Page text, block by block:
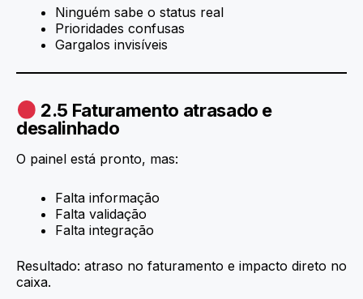
Ninguém sabe o status real
Prioridades confusas
Gargalos invisíveis
2.5 Faturamento atrasado e
desalinhado
O painel está pronto, mas:
Falta informação
Falta validação
Falta integração
Resultado: atraso no faturamento e impacto direto no
caixa.